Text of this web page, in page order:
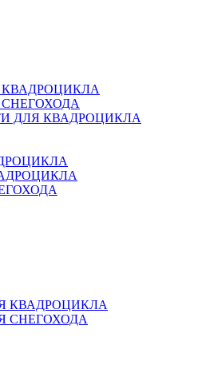
КВАДРОЦИКЛА
СНЕГОХОДА
ДЛЯ КВАДРОЦИКЛА
КВАДРОЦИКЛА
СНЕГОХОДА